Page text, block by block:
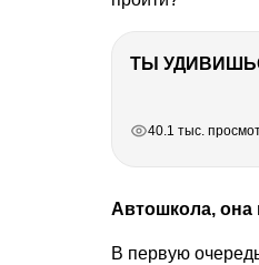
40.1 тыс.
Автошкола, она
В первую